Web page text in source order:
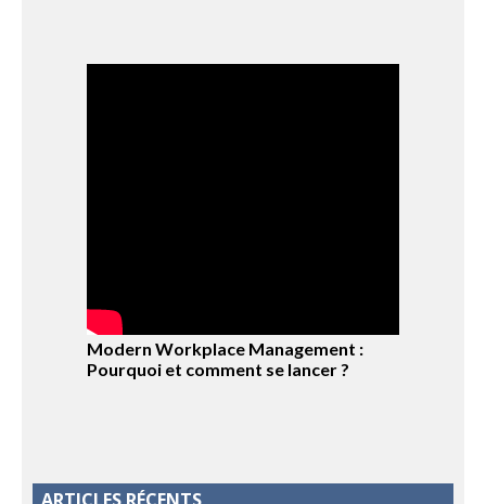
Modern Workplace Management :
Pourquoi et comment se lancer ?